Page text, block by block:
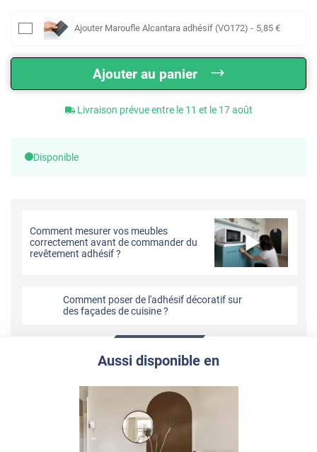
Ajouter Maroufle Alcantara adhésif (VO172) - 5,85 €
Ajouter au panier
Livraison prévue entre le 11 et le 17 août
Disponible
Comment mesurer vos meubles
correctement avant de commander du
revêtement adhésif ?
Comment poser de l'adhésif décoratif sur
des façades de cuisine ?
Aussi disponible en